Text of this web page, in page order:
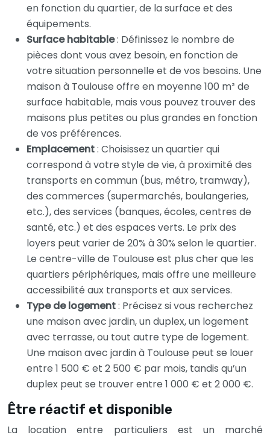
en fonction du quartier, de la surface et des
équipements.
Surface habitable: Définissez le nombre de
pièces dont vous avez besoin, en fonction de
votre situation personnelle et de vos besoins. Une
maison à Toulouse offre en moyenne 100 m² de
surface habitable, mais vous pouvez trouver des
maisons plus petites ou plus grandes en fonction
de vos préférences.
Emplacement: Choisissez un quartier qui
correspond à votre style de vie, à proximité des
transports en commun (bus, métro, tramway),
des commerces (supermarchés, boulangeries,
etc.), des services (banques, écoles, centres de
santé, etc.) et des espaces verts. Le prix des
loyers peut varier de 20% à 30% selon le quartier.
Le centre-ville de Toulouse est plus cher que les
quartiers périphériques, mais offre une meilleure
accessibilité aux transports et aux services.
Type de logement: Précisez si vous recherchez
une maison avec jardin, un duplex, un logement
avec terrasse, ou tout autre type de logement.
Une maison avec jardin à Toulouse peut se louer
entre 1 500 € et 2 500 € par mois, tandis qu’un
duplex peut se trouver entre 1 000 € et 2 000 €.
Être réactif et disponible
La location entre particuliers est un marché